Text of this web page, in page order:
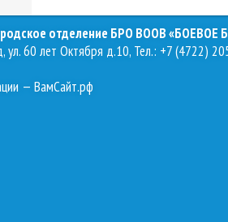
отделение БРО ВООВ «БОЕВОЕ
ул. 60 лет Октября д.10, Тел.: +7 (4722)
— ВамСайт.рф